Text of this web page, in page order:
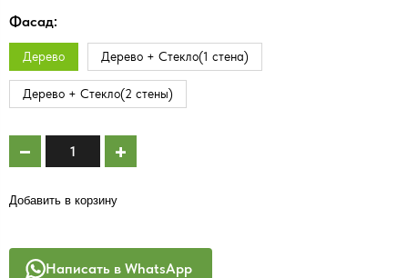
Фасад:
Дерево Дерево + Стекло(1 стена)
Дерево + Стекло(2 стены)
Добавить в корзину
Написать в WhatsApp